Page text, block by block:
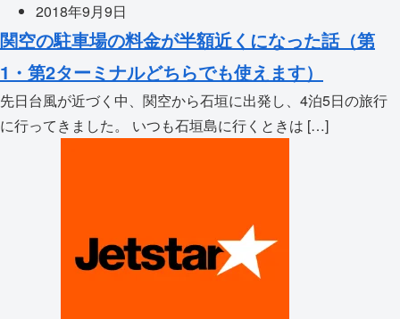
2018年9月9日
関空の駐車場の料金が半額近くになった話（第
1・第2ターミナルどちらでも使えます）
先日台風が近づく中、関空から石垣に出発し、4泊5日の旅行
に行ってきました。 いつも石垣島に行くときは […]